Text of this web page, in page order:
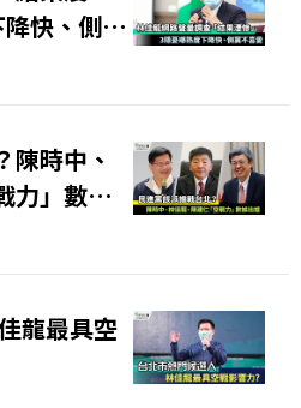
快、側翼
陳時中、
力」數據
龍最具空